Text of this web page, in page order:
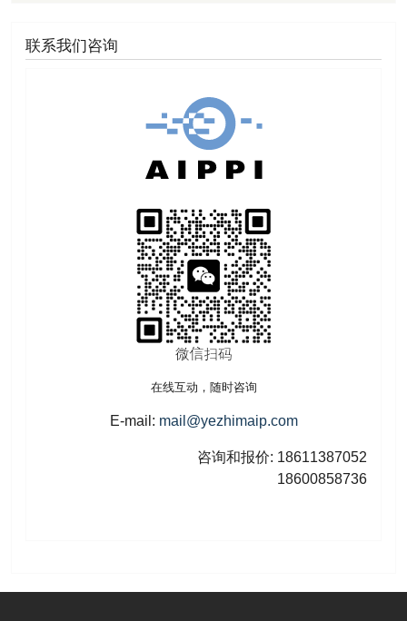
联系我们咨询
在线互动，随时咨询
E-mail: mail@yezhimaip.com
咨询和报价: 18611387052
18600858736